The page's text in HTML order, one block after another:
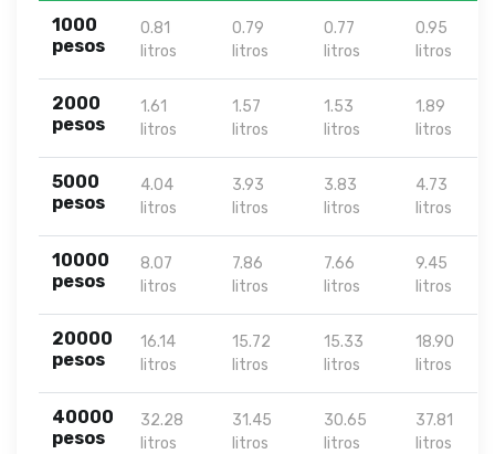
1000
pesos
0.81
litros
0.79
litros
0.77
litros
0.95
litros
2000
pesos
1.61
litros
1.57
litros
1.53
litros
1.89
litros
5000
pesos
4.04
litros
3.93
litros
3.83
litros
4.73
litros
10000
pesos
8.07
litros
7.86
litros
7.66
litros
9.45
litros
20000
pesos
16.14
litros
15.72
litros
15.33
litros
18.90
litros
40000
pesos
32.28
litros
31.45
litros
30.65
litros
37.81
litros